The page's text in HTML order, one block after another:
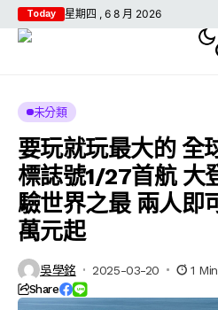
Today 星期四 , 6 8 月 2026
未分類
要玩就玩最大的 全
標誌號1/27首航 大
驗世界之最 兩人即
萬元起
吳學銘 2025-03-20 1
Share